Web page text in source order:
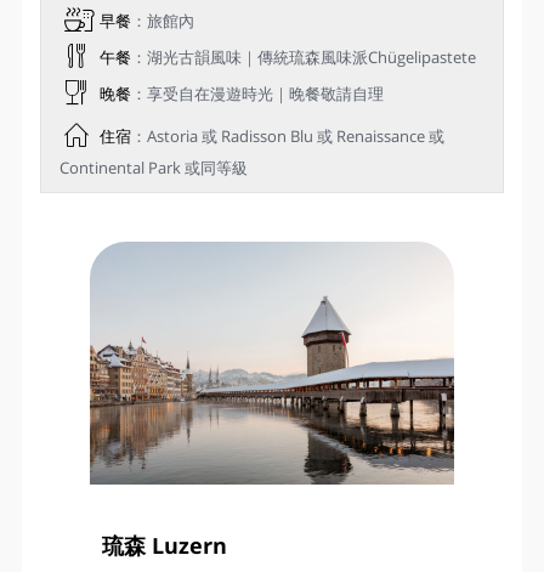
早餐 ：旅館內
午餐 ：湖光古韻風味｜傳統琉森風味派Chügelipastete
晚餐 ：享受自在漫遊時光｜晚餐敬請自理
住宿：Astoria 或 Radisson Blu 或 Renaissance 或
Continental Park 或同等級
琉森 Luzern